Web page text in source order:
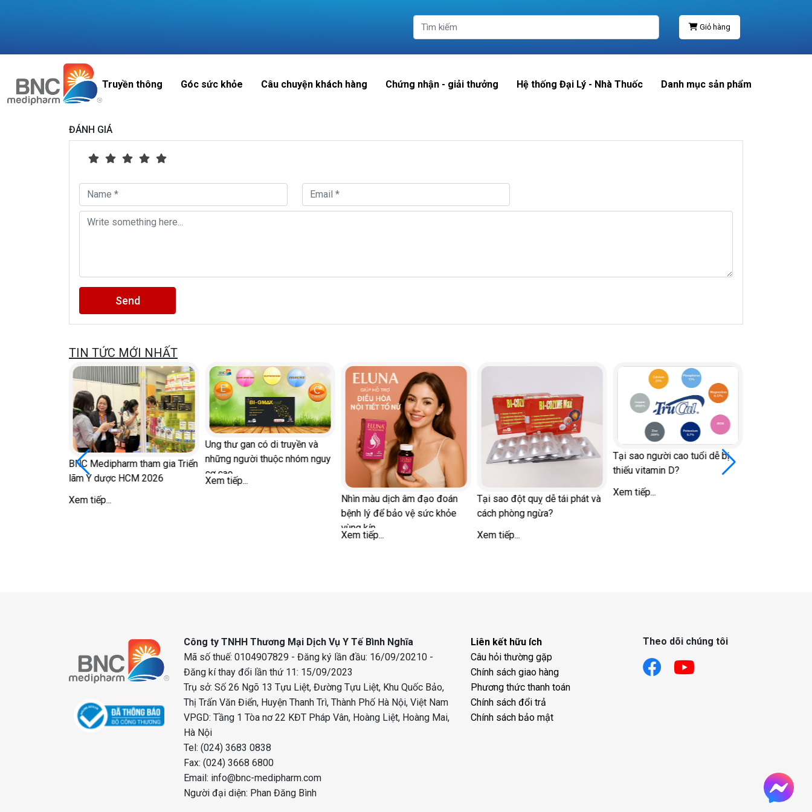
Giỏ hàng
Truyền thông Góc sức khỏe Câu chuyện khách hàng Chứng nhận - giải thưởng Hệ thống Đại Lý - Nhà Thuốc Danh mục sản phẩm
ĐÁNH GIÁ
Send
TIN TỨC MỚI NHẤT
BNC Medipharm tham gia Triển
lãm Y dược HCM 2026
Xem tiếp...
Ung thư gan có di truyền và
những người thuộc nhóm nguy
cơ cao
Xem tiếp...
Nhìn màu dịch âm đạo đoán
bệnh lý để bảo vệ sức khỏe
vùng kín
Xem tiếp...
Tại sao đột quỵ dễ tái phát và
cách phòng ngừa?
Xem tiếp...
Tại sao người cao tuổi dễ bị
thiếu vitamin D?
Xem tiếp...
Công ty TNHH Thương Mại Dịch Vụ Y Tế Bình Nghĩa
Mã số thuế: 0104907829 - Đăng ký lần đầu: 16/09/20210 -
Đăng kí thay đổi lần thứ 11: 15/09/2023
Trụ sở: Số 26 Ngõ 13 Tựu Liệt, Đường Tựu Liệt, Khu Quốc Bảo,
Thị Trấn Văn Điển, Huyện Thanh Trì, Thành Phố Hà Nội, Việt Nam
VPGD: Tầng 1 Tòa nơ 22 KĐT Pháp Vân, Hoàng Liệt, Hoàng Mai,
Hà Nội
Tel: (024) 3683 0838
Fax: (024) 3668 6800
Email: info@bnc-medipharm.com
Người đại diện: Phan Đăng Bình
Liên kết hữu ích
Câu hỏi thường gặp
Chính sách giao hàng
Phương thức thanh toán
Chính sách đổi trả
Chính sách bảo mật
Theo dõi chúng tôi